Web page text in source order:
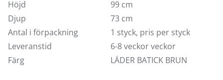
tyger.
Detta pris avser endast fåtöljen. Pall finns att köpa
separat.
Höjd
99 cm
Djup
73 cm
Antal i förpackning
1 styck, pris per styck
Leveranstid
6-8 veckor veckor
Färg
LÄDER BATICK BRUN